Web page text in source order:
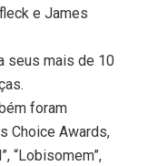
e James
seus mais de 10
foram
Choice Awards,
“Lobisomem”,